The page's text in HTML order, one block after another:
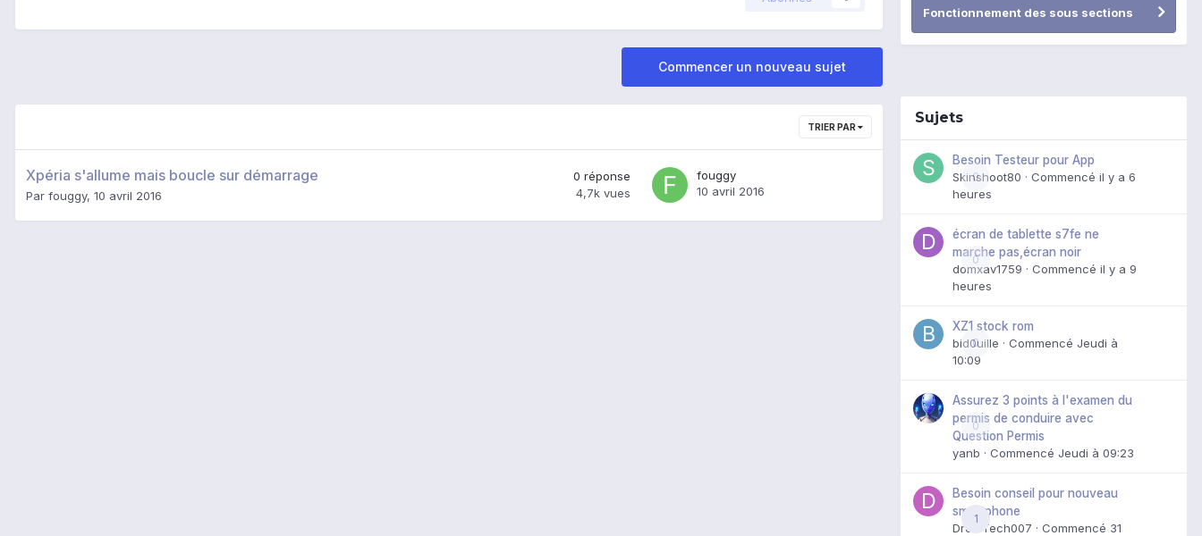
Commencer un nouveau sujet
TRIER PAR
Xpéria s'allume mais boucle sur démarrage
Par fouggy, 10 avril 2016
0 réponse
4,7k vues
fouggy
10 avril 2016
Fonctionnement des sous sections
Sujets
0
Besoin Testeur pour App
Skinshoot80 · Commencé il y a 6
heures
0
écran de tablette s7fe ne
marche pas,écran noir
domxav1759 · Commencé il y a 9
heures
0
XZ1 stock rom
bid0uille · Commencé Jeudi à
10:09
0
Assurez 3 points à l'examen du
permis de conduire avec
Question Permis
yanb · Commencé Jeudi à 09:23
1
Besoin conseil pour nouveau
smartphone
DroidTech007 · Commencé 31